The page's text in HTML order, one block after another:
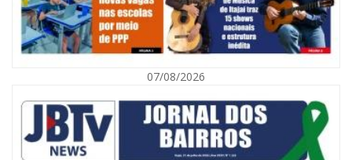
Município de Itajaí entrega títulos de propriedade a famílias da Itaipava
pelo Programa Lar Legal
07/08/2026